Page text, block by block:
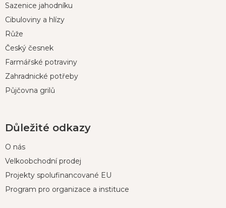
aSazenice jahodníku
Cibuloviny a hlízy
Růže
Český česnek
Farmářské potraviny
Zahradnické potřeby
Půjčovna grilů
Důležité odkazy
O nás
Velkoobchodní prodej
Projekty spolufinancované EU
Program pro organizace a instituce